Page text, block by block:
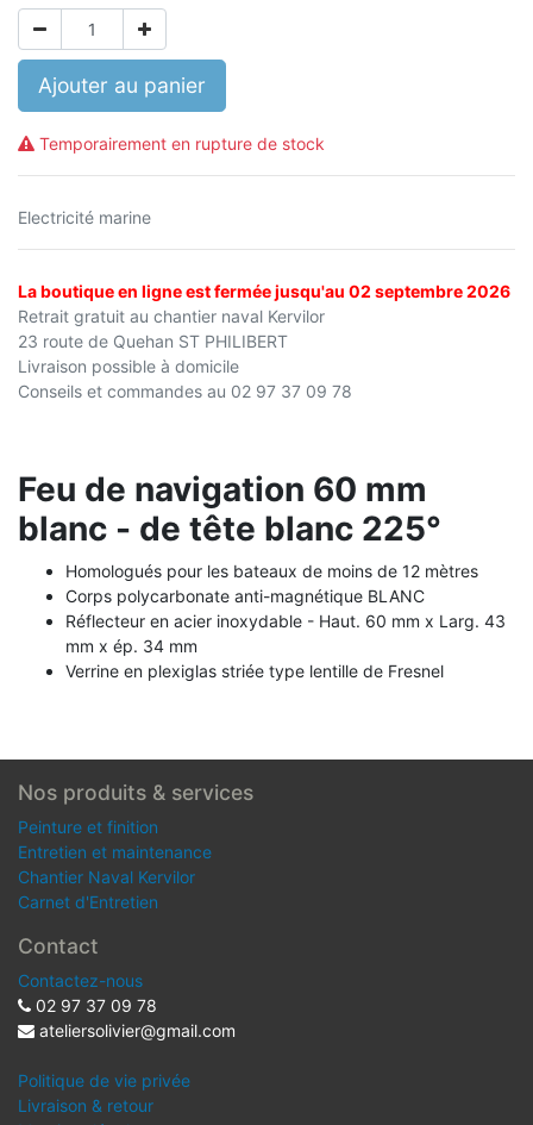
Ajouter au panier
Temporairement en rupture de stock
Electricité marine
La boutique en ligne est fermée jusqu'au 02 septembre 2026
Retrait gratuit au chantier naval Kervilor
23 route de Quehan ST PHILIBERT
Livraison possible à domicile
Conseils et commandes au 02 97 37 09 78
Feu de navigation 60 mm
blanc - de tête blanc 225°
Homologués pour les bateaux de moins de 12 mètres
Corps polycarbonate anti-magnétique BLANC
Réflecteur en acier inoxydable - Haut. 60 mm x Larg. 43
mm x ép. 34 mm
Verrine en plexiglas striée type lentille de Fresnel
Nos produits & services
Peinture et finition
Entretien et maintenance
Chantier Naval Kervilor
Carnet d'Entretien
Contact
Contactez-nous
02 97 37 09 78
ateliersolivier@gmail.com
Politique de vie privée
Livraison & retour